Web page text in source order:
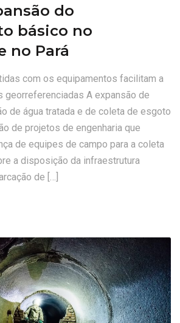
do
básico no
no Pará
com os equipamentos facilitam a
georreferenciadas A expansão de
de água tratada e de coleta de esgoto
de projetos de engenharia que
de equipes de campo para a coleta
a disposição da infraestrutura
de […]